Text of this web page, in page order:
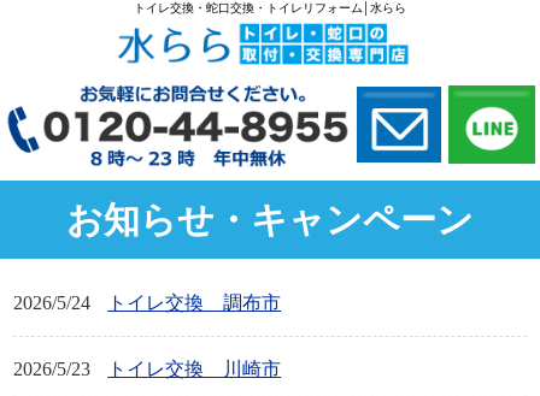
トイレ交換・蛇口交換・トイレリフォーム│水らら
お知らせ・キャンペーン
2026/5/24 トイレ交換 調布市
2026/5/23 トイレ交換 川崎市